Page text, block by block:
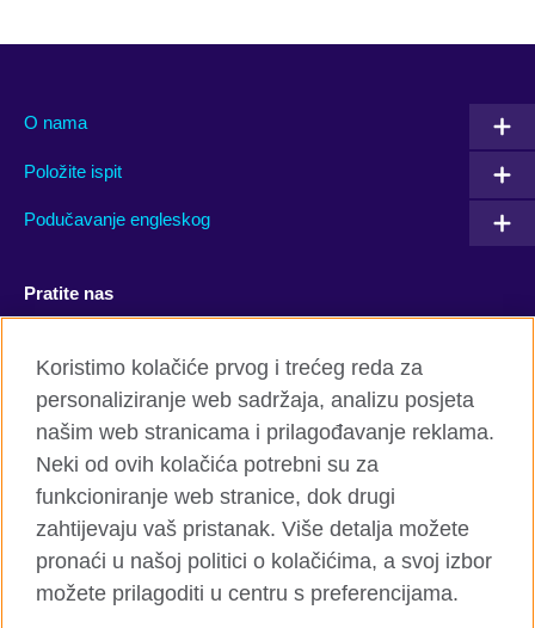
O nama
Položite ispit
Podučavanje engleskog
Pratite nas
Twitter Flickr
TikTok
British Council global
Privatnost i uslovi
Koristimo kolačiće prvog i trećeg reda za
personaliziranje web sadržaja, analizu posjeta
našim web stranicama i prilagođavanje reklama.
Neki od ovih kolačića potrebni su za
funkcioniranje web stranice, dok drugi
zahtijevaju vaš pristanak. Više detalja možete
pronaći u našoj politici o kolačićima, a svoj izbor
možete prilagoditi u centru s preferencijama.